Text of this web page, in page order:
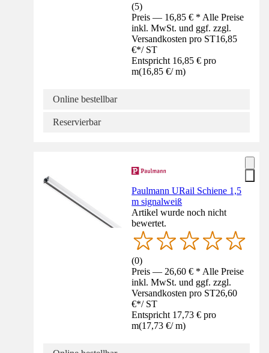
(5)
Preis — 16,85 € * Alle Preise
inkl. MwSt. und ggf. zzgl.
Versandkosten pro ST16,85
€*/ ST
Entspricht 16,85 € pro
m(16,85 €/ m)
Online bestellbar
Reservierbar
Paulmann URail Schiene 1,5
m signalweiß
Artikel wurde noch nicht
bewertet.
(0)
Preis — 26,60 € * Alle Preise
inkl. MwSt. und ggf. zzgl.
Versandkosten pro ST26,60
€*/ ST
Entspricht 17,73 € pro
m(17,73 €/ m)